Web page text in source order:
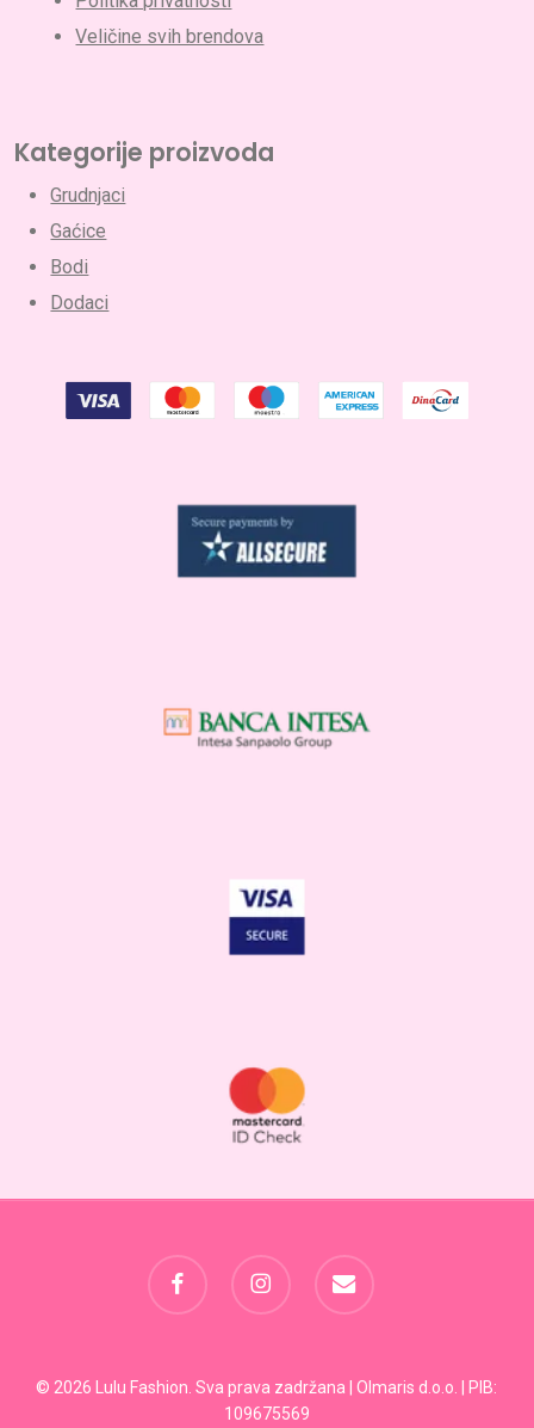
Nema proizvoda u korpi.
Veličine svih brendova
Kategorije proizvoda
Grudnjaci
Gaćice
Bodi
Dodaci
facebook instagram email
© 2026 Lulu Fashion. Sva prava zadržana | Olmaris d.o.o. | PIB:
109675569